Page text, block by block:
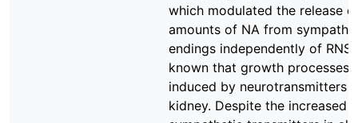
which modulated the release
amounts of NA from
endings independently of
known that growth processes
induced by neurotransmitters
kidney. Despite the increased